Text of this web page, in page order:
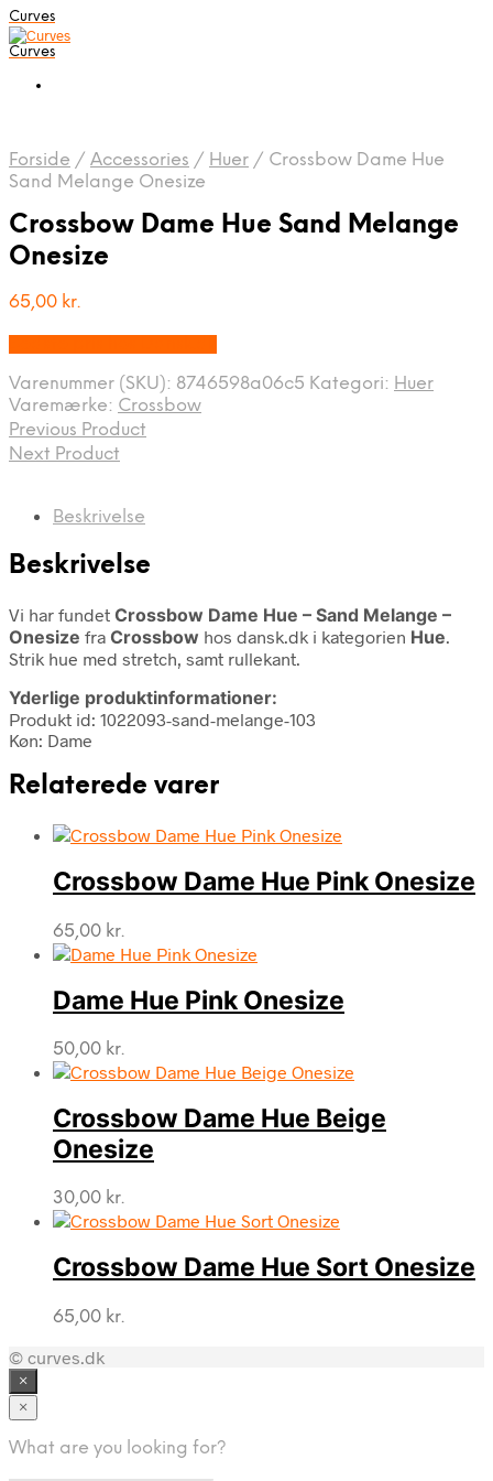
Curves
Curves
Forside / Accessories / Huer / Crossbow Dame Hue
Sand Melange Onesize
Crossbow Dame Hue Sand Melange
Onesize
65,00 kr.
Varenummer (SKU): 8746598a06c5 Kategori: Huer
Varemærke: Crossbow
Previous Product
Next Product
Beskrivelse
Beskrivelse
Vi har fundet Crossbow Dame Hue – Sand Melange –
Onesize fra Crossbow hos dansk.dk i kategorien Hue.
Strik hue med stretch, samt rullekant.
Yderlige produktinformationer:
Produkt id: 1022093-sand-melange-103
Køn: Dame
Relaterede varer
Crossbow Dame Hue Pink Onesize
65,00 kr.
Dame Hue Pink Onesize
50,00 kr.
Crossbow Dame Hue Beige
Onesize
30,00 kr.
Crossbow Dame Hue Sort Onesize
65,00 kr.
© curves.dk
×
×
What are you looking for?